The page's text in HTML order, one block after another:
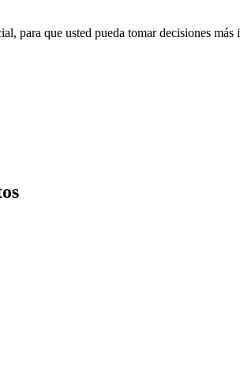
para que usted pueda tomar decisiones